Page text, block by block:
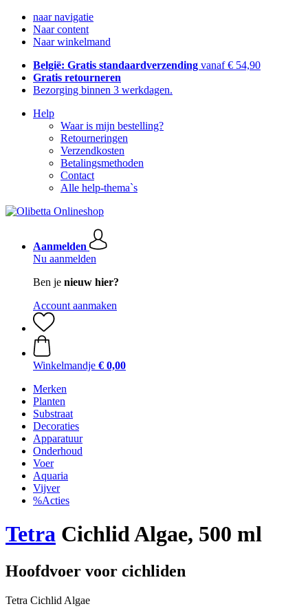
naar navigatie
Naar content
Naar winkelmand
België: Gratis standaardverzending vanaf € 54,90
Gratis retourneren
Bezorging binnen 3 werkdagen.
Help
Waar is mijn bestelling?
Retourneringen
Verzendkosten
Betalingsmethoden
Contact
Alle help-thema`s
Aanmelden
Nu aanmelden
Ben je nieuw hier?
Account aanmaken
Winkelmandje € 0,00
Merken
Planten
Substraat
Decoraties
Apparatuur
Onderhoud
Voer
Aquaria
Vijver
%Acties
Tetra Cichlid Algae, 500 ml
Hoofdvoer voor cichliden
Tetra Cichlid Algae